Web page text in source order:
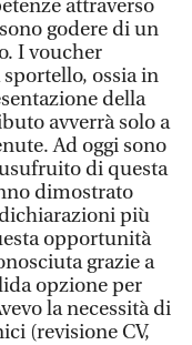
attraverso
godere di un
I voucher
ossia in
della
avverrà solo a
Ad oggi sono
di questa
dimostrato
più
opportunità
grazie a
opzione per
la necessità di
(revisione CV,